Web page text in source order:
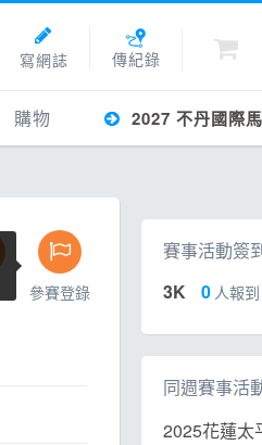
寫網誌 傳紀錄
購物
什麼是點數
2027 不丹國際
參賽登錄
賽事活動簽
3K
0 人報到
同週賽事活
2025花蓮太